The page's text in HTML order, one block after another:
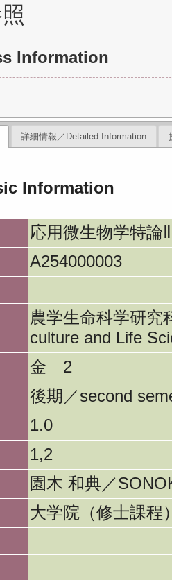
Information
詳細情報／Detailed Information
Information
応用微生物学特論
A254000003
農学生命科学研究
culture and Life
金 2
後期／second
1.0
1,2
園木 和典／
大学院（修士課